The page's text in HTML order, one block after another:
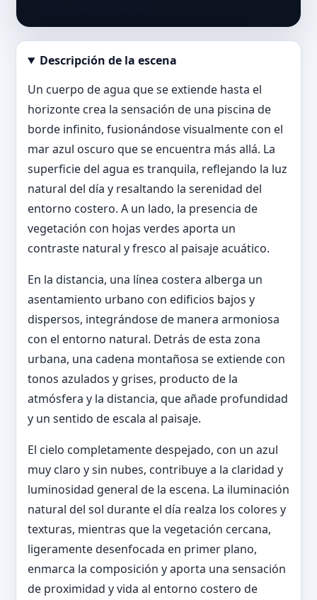
Abrir imagen en tamaño completo
Descripción de la escena
Un cuerpo de agua que se extiende hasta el
horizonte crea la sensación de una piscina de
borde infinito, fusionándose visualmente con el
mar azul oscuro que se encuentra más allá. La
superficie del agua es tranquila, reflejando la luz
natural del día y resaltando la serenidad del
entorno costero. A un lado, la presencia de
vegetación con hojas verdes aporta un
contraste natural y fresco al paisaje acuático.
En la distancia, una línea costera alberga un
asentamiento urbano con edificios bajos y
dispersos, integrándose de manera armoniosa
con el entorno natural. Detrás de esta zona
urbana, una cadena montañosa se extiende con
tonos azulados y grises, producto de la
atmósfera y la distancia, que añade profundidad
y un sentido de escala al paisaje.
El cielo completamente despejado, con un azul
muy claro y sin nubes, contribuye a la claridad y
luminosidad general de la escena. La iluminación
natural del sol durante el día realza los colores y
texturas, mientras que la vegetación cercana,
ligeramente desenfocada en primer plano,
enmarca la composición y aporta una sensación
de proximidad y vida al entorno costero de